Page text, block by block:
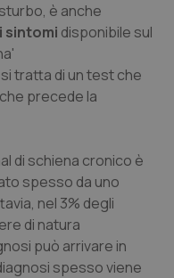
Ulcerosa
neurodegenerative
è anche
sintomi disponibile sul
tratta di un test che
precede la
di schiena cronico è
spesso da uno
nel 3% degli
di natura
può arrivare in
spesso viene